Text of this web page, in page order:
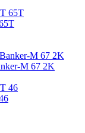
M 67 2K